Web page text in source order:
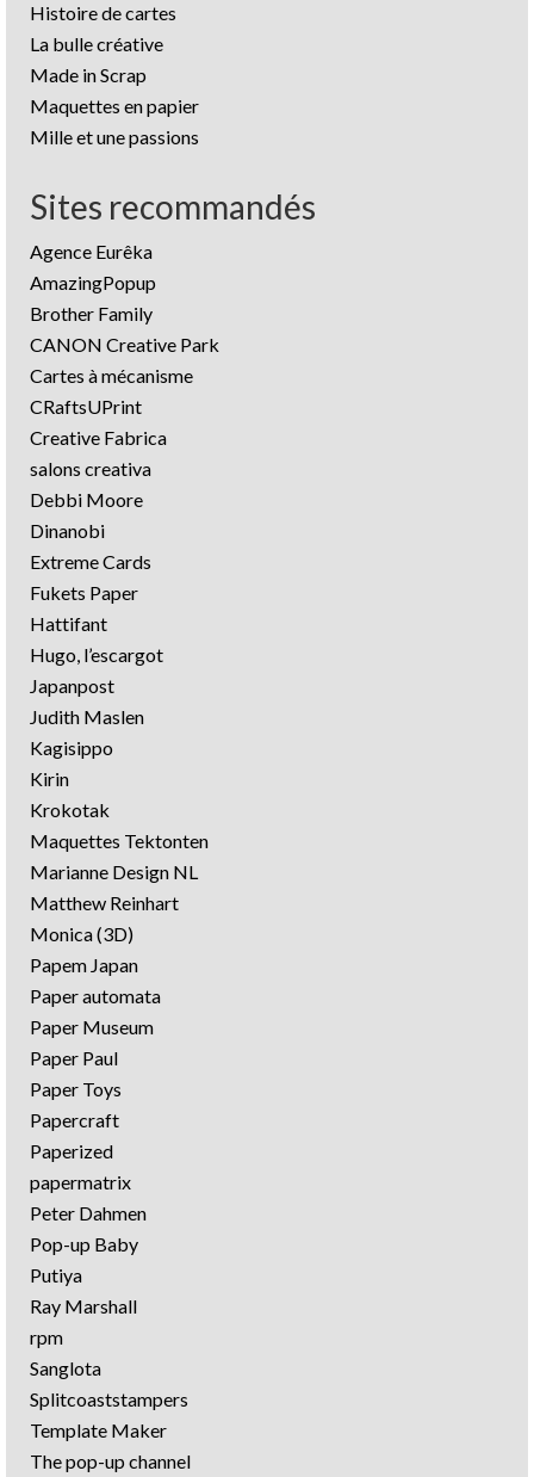
Histoire de cartes
La bulle créative
Made in Scrap
Maquettes en papier
Mille et une passions
Sites recommandés
Agence Eurêka
AmazingPopup
Brother Family
CANON Creative Park
Cartes à mécanisme
CRaftsUPrint
Creative Fabrica
salons creativa
Debbi Moore
Dinanobi
Extreme Cards
Fukets Paper
Hattifant
Hugo, l’escargot
Japanpost
Judith Maslen
Kagisippo
Kirin
Krokotak
Maquettes Tektonten
Marianne Design NL
Matthew Reinhart
Monica (3D)
Papem Japan
Paper automata
Paper Museum
Paper Paul
Paper Toys
Papercraft
Paperized
papermatrix
Peter Dahmen
Pop-up Baby
Putiya
Ray Marshall
rpm
Sanglota
Splitcoaststampers
Template Maker
The pop-up channel